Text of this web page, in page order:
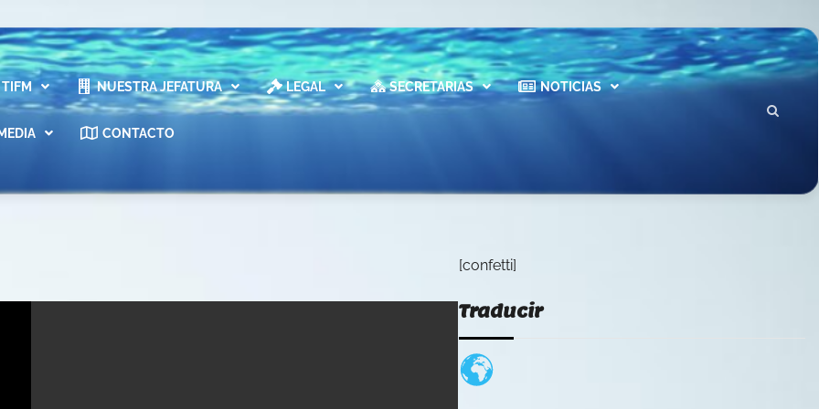
TIFM NUESTRA JEFATURA LEGAL SECRETARIAS NOTICIAS
CONTACTO
[confetti]
Traducir